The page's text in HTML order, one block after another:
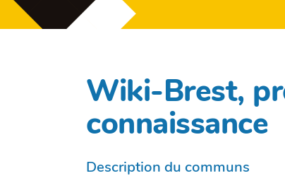
Wiki-Brest,
connaissance
Description du communs